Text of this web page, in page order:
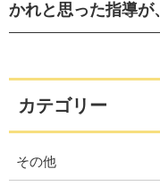
かれと思った指導
カテゴリー
その他